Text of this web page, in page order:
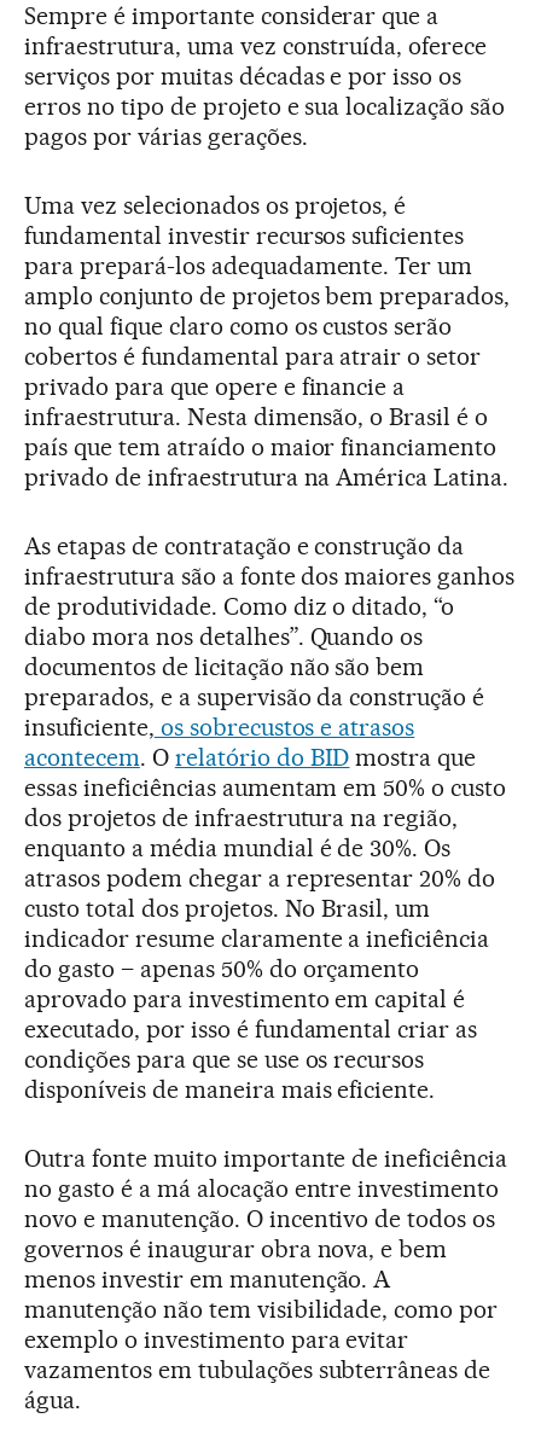
Sempre é importante considerar que a
infraestrutura, uma vez construída, oferece
serviços por muitas décadas e por isso os
erros no tipo de projeto e sua localização são
pagos por várias gerações.
Uma vez selecionados os projetos, é
fundamental investir recursos suficientes
para prepará-los adequadamente. Ter um
amplo conjunto de projetos bem preparados,
no qual fique claro como os custos serão
cobertos é fundamental para atrair o setor
privado para que opere e financie a
infraestrutura. Nesta dimensão, o Brasil é o
país que tem atraído o maior financiamento
privado de infraestrutura na América Latina.
As etapas de contratação e construção da
infraestrutura são a fonte dos maiores ganhos
de produtividade. Como diz o ditado, “o
diabo mora nos detalhes”. Quando os
documentos de licitação não são bem
preparados, e a supervisão da construção é
insuficiente, os sobrecustos e atrasos
acontecem. O relatório do BID mostra que
essas ineficiências aumentam em 50% o custo
dos projetos de infraestrutura na região,
enquanto a média mundial é de 30%. Os
atrasos podem chegar a representar 20% do
custo total dos projetos. No Brasil, um
indicador resume claramente a ineficiência
do gasto – apenas 50% do orçamento
aprovado para investimento em capital é
executado, por isso é fundamental criar as
condições para que se use os recursos
disponíveis de maneira mais eficiente.
Outra fonte muito importante de ineficiência
no gasto é a má alocação entre investimento
novo e manutenção. O incentivo de todos os
governos é inaugurar obra nova, e bem
menos investir em manutenção. A
manutenção não tem visibilidade, como por
exemplo o investimento para evitar
vazamentos em tubulações subterrâneas de
água.